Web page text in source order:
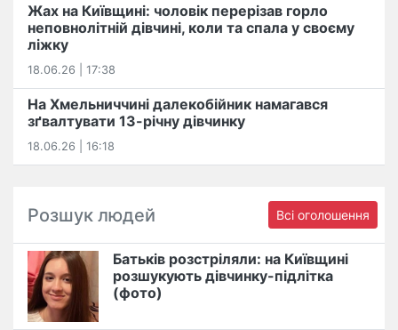
Жах на Київщині: чоловік перерізав горло
неповнолітній дівчині, коли та спала у своєму
ліжку
18.06.26 | 17:38
На Хмельниччині далекобійник намагався
зґвалтувати 13-річну дівчинку
18.06.26 | 16:18
Розшук людей Всі оголошення
Батьків розстріляли: на Київщині
розшукують дівчинку-підлітка
(фото)